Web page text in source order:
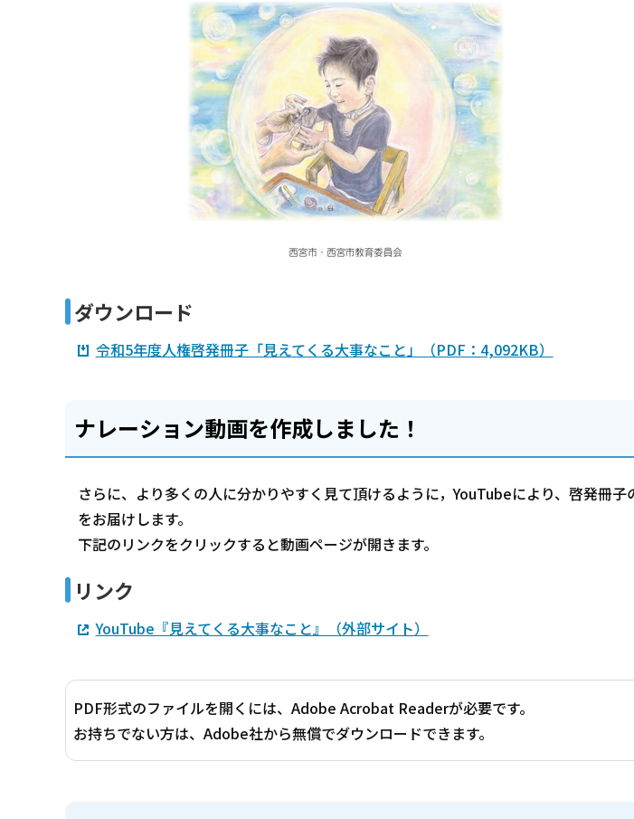
ダウンロード
令和5年度人権啓発冊子「見えてくる大事なこと」（PDF：4,092KB）
ナレーション動画を作成しました！
さらに、より多くの人に分かりやすく見て頂けるように，YouTubeにより、啓発冊
をお届けします。
下記のリンクをクリックすると動画ページが開きます。
リンク
YouTube『見えてくる大事なこと』（外部サイト）
PDF形式のファイルを開くには、Adobe Acrobat Readerが必要です。
お持ちでない方は、Adobe社から無償でダウンロードできます。